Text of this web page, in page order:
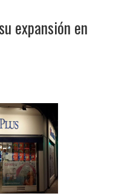
expansión en